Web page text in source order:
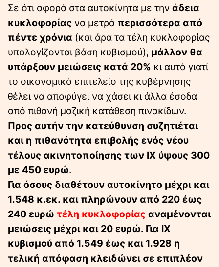
Σε ότι αφορά στα αυτοκίνητα με την άδεια
κυκλοφορίας να μετρά περισσότερα από
πέντε χρόνια (και άρα τα τέλη κυκλοφορίας
υπολογίζονται βάση κυβισμού), μάλλον θα
υπάρξουν μειώσεις κατά 20% κι αυτό γιατί
το οικονομικό επιτελείο της κυβέρνησης
θέλει να αποφύγει να χάσει κι άλλα έσοδα
από πιθανή μαζική κατάθεση πινακίδων.
Προς αυτήν την κατεύθυνση συζητιέται
και η πιθανότητα επιβολής ενός νέου
τέλους ακινητοποίησης των ΙΧ ύψους 300
με 450 ευρώ.
Για όσους διαθέτουν αυτοκίνητο μέχρι και
1.548 κ.εκ. και πληρώνουν από 220 έως
240 ευρώ τέλη κυκλοφορίας αναμένονται
μειώσεις μέχρι και 20 ευρώ. Για ΙΧ
κυβισμού από 1.549 έως και 1.928 η
τελική απόφαση κλειδώνει σε επιπλέον